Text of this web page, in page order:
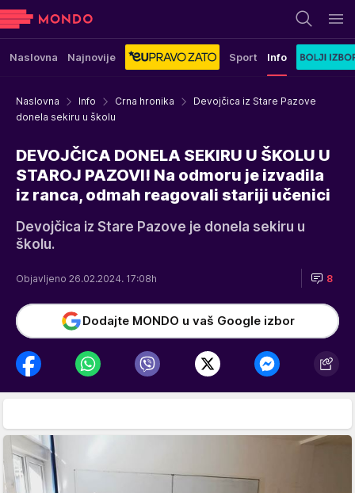
Naslovna Najnovije Sport Info
Naslovna Info Crna hronika
Devojčica iz Stare Pazove
donela sekiru u školu
DEVOJČICA DONELA SEKIRU U ŠKOLU U
STAROJ PAZOVI! Na odmoru je izvadila
iz ranca, odmah reagovali stariji učenici
Devojčica iz Stare Pazove je donela sekiru u
školu.
Objavljeno 26.02.2024. 17:08h 8
Dodajte MONDO u vaš Google izbor